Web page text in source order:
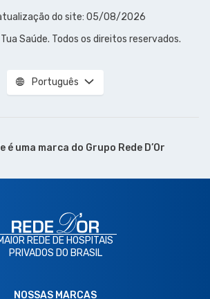
do site: 05/08/2026
Saúde. Todos os direitos reservados.
Português
é uma marca do Grupo Rede D’Or
REDE DE HOSPITAIS
PRIVADOS DO BRASIL
NOSSAS MARCAS